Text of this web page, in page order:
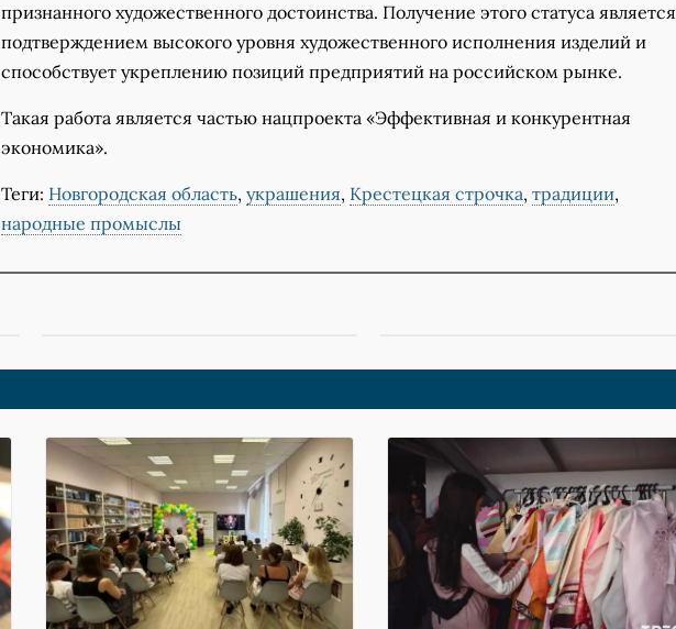
признанного художественного достоинства. Получение этого статуса является
подтверждением высокого уровня художественного исполнения изделий и
способствует укреплению позиций предприятий на российском рынке.
Такая работа является частью нацпроекта «Эффективная и конкурентная
экономика».
Теги: Новгородская область, украшения, Крестецкая строчка, традиции,
народные промыслы